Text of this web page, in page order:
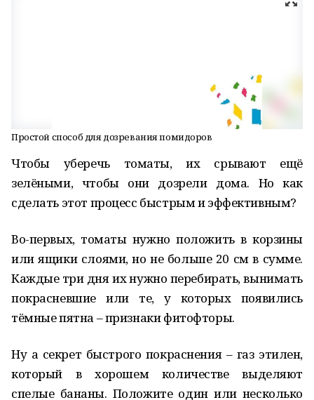
Простой способ для дозревания помидоров
Чтобы уберечь томаты, их срывают ещё
зелёными, чтобы они дозрели дома. Но как
сделать этот процесс быстрым и эффективным?
Во-первых, томаты нужно положить в корзины
или ящики слоями, но не больше 20 см в сумме.
Каждые три дня их нужно перебирать, вынимать
покрасневшие или те, у которых появились
тёмные пятна – признаки фитофторы.
Ну а секрет быстрого покраснения – газ этилен,
который в хорошем количестве выделяют
спелые бананы. Положите один или несколько